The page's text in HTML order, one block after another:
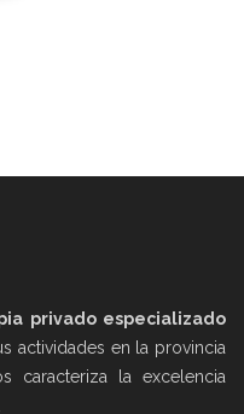
privado especializado
actividades en la provincia
caracteriza la excelencia